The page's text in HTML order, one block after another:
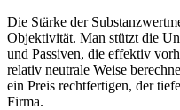
Die Stärke der
Objektivität. Man stützt die
und Passiven, die effektiv
relativ neutrale Weise
ein Preis rechtfertigen, der
Firma.